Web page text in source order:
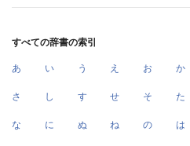
すべての辞書の索引
あ い う え お か
さ し す せ そ た
な に ぬ ね の は